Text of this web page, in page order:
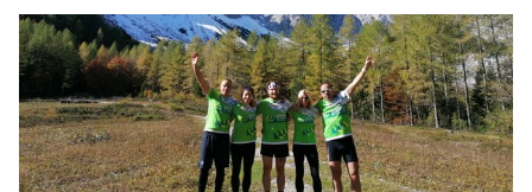
2023 bo navduševalo!